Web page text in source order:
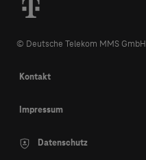
© Deutsche Telekom MMS GmbH
Kontakt
Impressum
Datenschutz